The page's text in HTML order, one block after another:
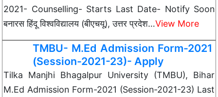
2021- Counselling- Starts Last Date- Notify Soon
बनारस हिंदू विश्वविद्यालय (बीएचयू), उत्तर प्रदेश…View More
TMBU- M.Ed Admission Form-2021
(Session-2021-23)- Apply
Tilka Manjhi Bhagalpur University (TMBU), Bihar
M.Ed Admission Form-2021 (Session-2021-23) Last